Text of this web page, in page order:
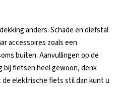
anders. Schade en diefstal
accessoires zoals een
buiten. Aanvullingen op de
fietsen heel gewoon, denk
de elektrische fiets stil dan kunt u